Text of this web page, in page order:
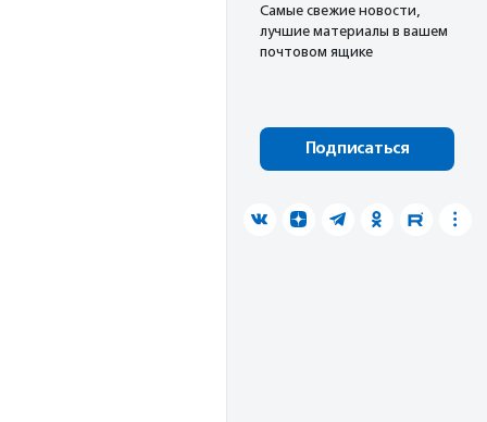
Cамые свежие новости,
лучшие материалы в вашем
почтовом ящике
Подписаться